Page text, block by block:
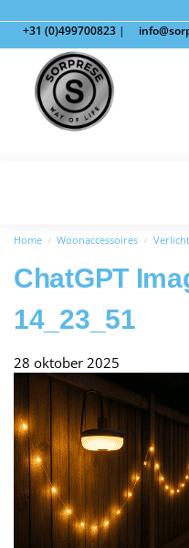
+31 (0)499700823 |
Home / Woonaccessoires /
ChatGPT
14_23_51
28 oktober 2025